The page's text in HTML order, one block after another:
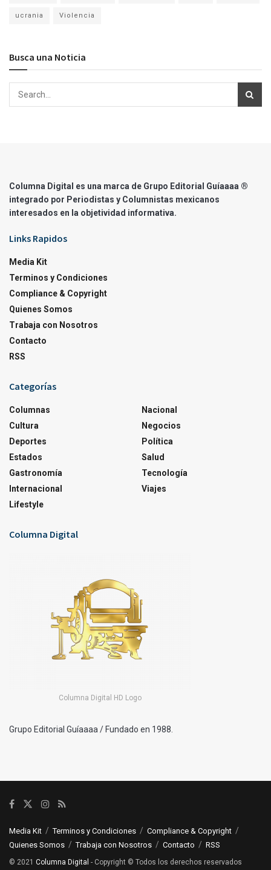
ucrania Violencia
Busca una Noticia
Columna Digital es una marca de Grupo Editorial Guíaaaa ®
integrado por Periodistas y Columnistas mexicanos
interesados en la objetividad informativa.
Links Rapidos
Media Kit
Terminos y Condiciones
Compliance & Copyright
Quienes Somos
Trabaja con Nosotros
Contacto
RSS
Categorías
Columnas
Cultura
Deportes
Estados
Gastronomía
Internacional
Lifestyle
Nacional
Negocios
Política
Salud
Tecnología
Viajes
Columna Digital
Columna Digital HD Logo
Grupo Editorial Guíaaaa / Fundado en 1988.
Media Kit Terminos y Condiciones
Compliance & Copyright
Quienes Somos
Trabaja con Nosotros Contacto RSS
© 2021 Columna Digital - Copyright © Todos los derechos reservados